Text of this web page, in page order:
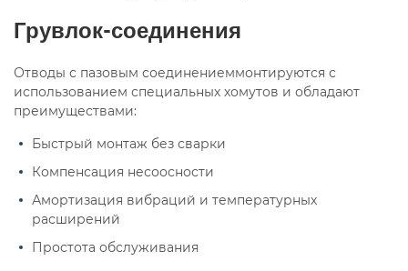
Грувлок-соединения
Отводы с пазовым соединениеммонтируются с
использованием специальных хомутов и обладают
преимуществами:
Быстрый монтаж без сварки
Компенсация несоосности
Амортизация вибраций и температурных
расширений
Простота обслуживания